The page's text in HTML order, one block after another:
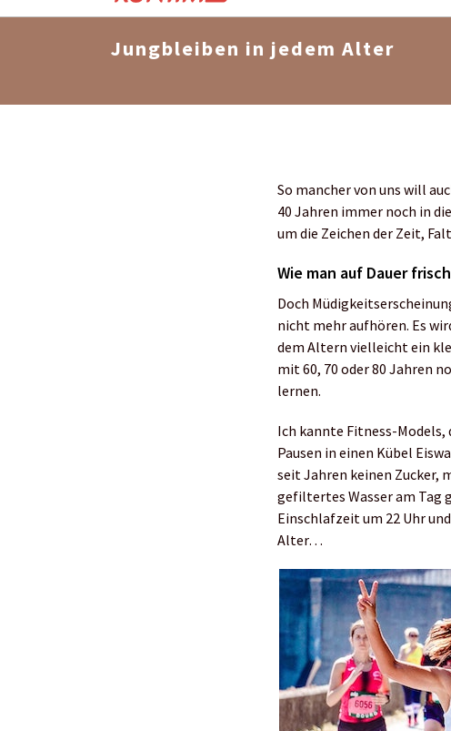
Jungbleiben in jedem Alter
So mancher von uns will
40 Jahren immer noch in
um die Zeichen der Zeit,
Wie man auf Dauer
Doch
nicht mehr aufhören. Es
dem Altern vielleicht ein
mit 60, 70 oder 80 Jahren
lernen.
Ich kannte Fitness-
Pausen in einen Kübel
seit Jahren keinen Zucker,
gefiltertes Wasser am Tag
Einschlafzeit um 22 Uhr
Alter…